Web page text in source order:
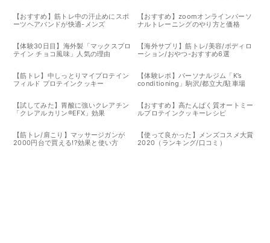
【おすすめ】筋トレ中の汗止めにスポ
ーツヘアバンドが快適-メンズ
【おすすめ】zoomオンラインパーソ
ナルトレーニングのやり方と価格
【体験30日目】海外製「マックスプロ
テイン チョコ風味」人気の理由
【海外サプリ】筋トレ/美容/ボディロ
ーション/おやつ-おすすめ6選
【筋トレ】中しっとりマイプロテイン
フィルド プロテインクッキー
【体験レポ】パーソナルジム「K’s
conditioning」駒沢/都立大/駐車場
【試してみた】胃酸に強いクレアチン
「クレアルカリン®EFX」効果
【おすすめ】高たんぱく質オートミー
ルプロテインクッキーレシピ
【筋トレ/肩こり】マッサージガンが
2000円台で買える!?効果と使い方
【使って良かった】メンズコスメ大賞
2020（ランキング/口コミ）